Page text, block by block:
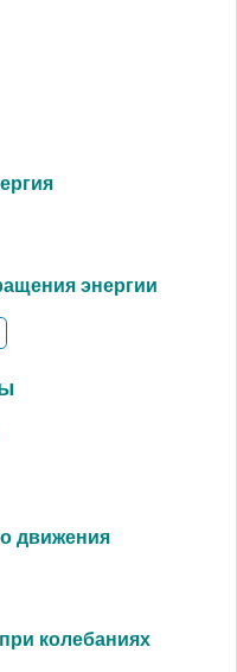
энергии
движения
колебаниях